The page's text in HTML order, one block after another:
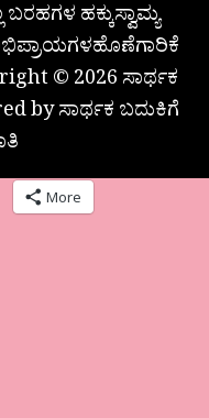
ಹಕ್ಕುಸ್ವಾಮ್ಯ
© 2026 ಸಾರ್ಥಕ
by ಸಾರ್ಥಕ ಬದುಕಿಗೆ
More